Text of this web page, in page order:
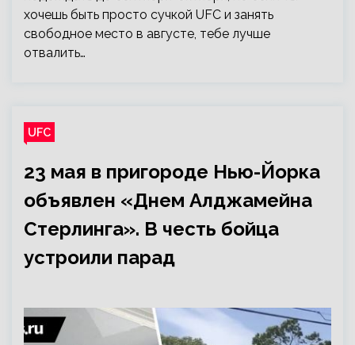
хочешь быть просто сучкой UFC и занять
свободное место в августе, тебе лучше
отвалить…
UFC
23 мая в пригороде Нью-Йорка
объявлен «Днем Алджамейна
Стерлинга». В честь бойца
устроили парад